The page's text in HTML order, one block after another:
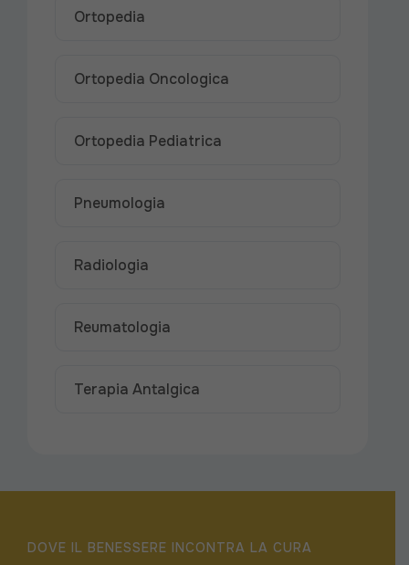
Ortopedia
Ortopedia Oncologica
Ortopedia Pediatrica
Pneumologia
Radiologia
Reumatologia
Terapia Antalgica
DOVE IL BENESSERE INCONTRA LA CURA